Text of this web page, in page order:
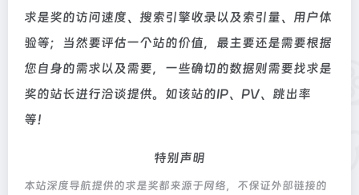
求是奖的访问速度、搜索引擎收录以及索引量、用户体
验等；当然要评估一个站的价值，最主要还是需要根据
您自身的需求以及需要，一些确切的数据则需要找求是
奖的站长进行洽谈提供。如该站的IP、PV、跳出率
等！
特别声明
本站深度导航提供的求是奖都来源于网络，不保证外部链接的